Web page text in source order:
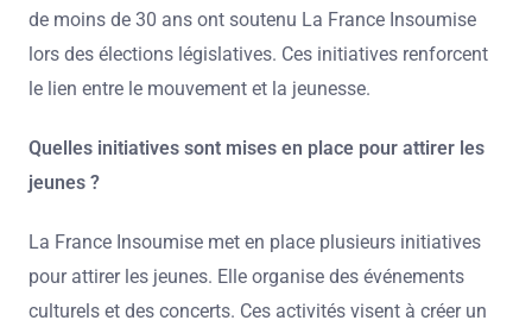
de moins de 30 ans ont soutenu La France Insoumise
lors des élections législatives. Ces initiatives renforcent
le lien entre le mouvement et la jeunesse.
Quelles initiatives sont mises en place pour attirer les
jeunes ?
La France Insoumise met en place plusieurs initiatives
pour attirer les jeunes. Elle organise des événements
culturels et des concerts. Ces activités visent à créer un